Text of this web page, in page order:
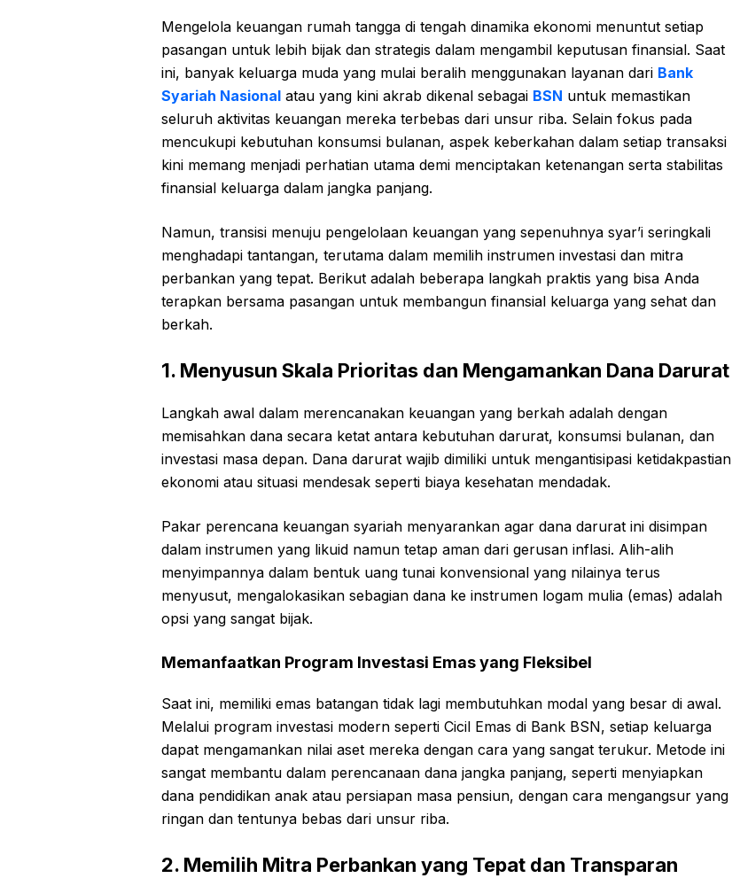
Mengelola keuangan rumah tangga di tengah dinamika ekonomi menuntut setiap
pasangan untuk lebih bijak dan strategis dalam mengambil keputusan finansial. Saat
ini, banyak keluarga muda yang mulai beralih menggunakan layanan dari Bank
Syariah Nasional atau yang kini akrab dikenal sebagai BSN untuk memastikan
seluruh aktivitas keuangan mereka terbebas dari unsur riba. Selain fokus pada
mencukupi kebutuhan konsumsi bulanan, aspek keberkahan dalam setiap transaksi
kini memang menjadi perhatian utama demi menciptakan ketenangan serta stabilitas
finansial keluarga dalam jangka panjang.
Namun, transisi menuju pengelolaan keuangan yang sepenuhnya syar’i seringkali
menghadapi tantangan, terutama dalam memilih instrumen investasi dan mitra
perbankan yang tepat. Berikut adalah beberapa langkah praktis yang bisa Anda
terapkan bersama pasangan untuk membangun finansial keluarga yang sehat dan
berkah.
1. Menyusun Skala Prioritas dan Mengamankan Dana Darurat
Langkah awal dalam merencanakan keuangan yang berkah adalah dengan
memisahkan dana secara ketat antara kebutuhan darurat, konsumsi bulanan, dan
investasi masa depan. Dana darurat wajib dimiliki untuk mengantisipasi ketidakpastian
ekonomi atau situasi mendesak seperti biaya kesehatan mendadak.
Pakar perencana keuangan syariah menyarankan agar dana darurat ini disimpan
dalam instrumen yang likuid namun tetap aman dari gerusan inflasi. Alih-alih
menyimpannya dalam bentuk uang tunai konvensional yang nilainya terus
menyusut, mengalokasikan sebagian dana ke instrumen logam mulia (emas) adalah
opsi yang sangat bijak.
Memanfaatkan Program Investasi Emas yang Fleksibel
Saat ini, memiliki emas batangan tidak lagi membutuhkan modal yang besar di awal.
Melalui program investasi modern seperti Cicil Emas di Bank BSN, setiap keluarga
dapat mengamankan nilai aset mereka dengan cara yang sangat terukur. Metode ini
sangat membantu dalam perencanaan dana jangka panjang, seperti menyiapkan
dana pendidikan anak atau persiapan masa pensiun, dengan cara mengangsur yang
ringan dan tentunya bebas dari unsur riba.
2. Memilih Mitra Perbankan yang Tepat dan Transparan